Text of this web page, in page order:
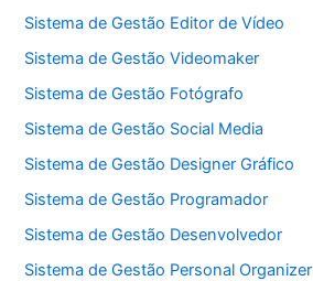
Sistema de Gestão Editor de Vídeo
Sistema de Gestão Videomaker
Sistema de Gestão Fotógrafo
Sistema de Gestão Social Media
Sistema de Gestão Designer Gráfico
Sistema de Gestão Programador
Sistema de Gestão Desenvolvedor
Sistema de Gestão Personal Organizer